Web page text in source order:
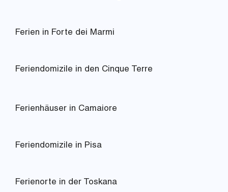
Ferien in Forte dei Marmi
Feriendomizile in den Cinque Terre
Ferienhäuser in Camaiore
Feriendomizile in Pisa
Ferienorte in der Toskana